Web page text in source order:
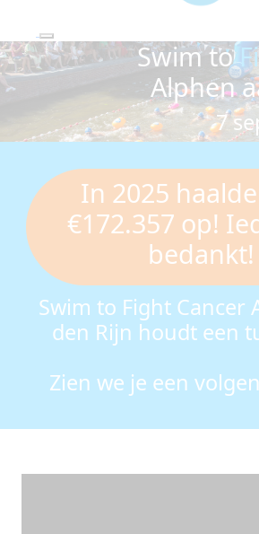
Swim to
Alphen
7
In 2025
€172.357 op!
bedankt!
Swim to Fight Cancer
den Rijn houdt een
Zien we je een